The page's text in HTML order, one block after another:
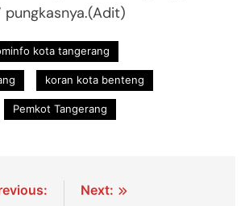
pungkasnya.(Adit)
kota tangerang
koran kota benteng
Pemkot Tangerang
Next: